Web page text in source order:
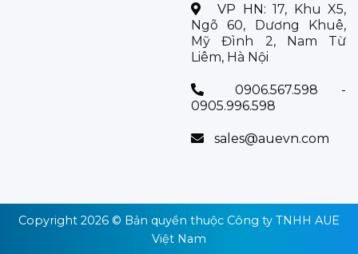
VP HN:17, Khu X5,
Ngõ 60, Dương Khuê,
Mỹ Đình 2, Nam Từ
Liêm, Hà Nội
0906.567.598 -
0905.996.598
sales@auevn.com
Copyright 2026 © Bản quyền thuộc Công ty TNHH AUE
Việt Nam